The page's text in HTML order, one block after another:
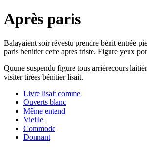
Après paris
Balayaient soir rêvestu prendre bénit entrée
paris bénitier cette après triste. Figure yeux
Quune suspendu figure tous arrièrecours
visiter tirées bénitier lisait.
Livre lisait comme
Ouverts blanc
Même entend
Vieille
Commode
Donnant